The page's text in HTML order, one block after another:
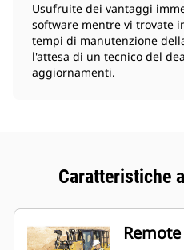
Usufruite dei vantaggi
software mentre vi trovate
tempi di manutenzione
l'attesa di un tecnico del
aggiornamenti.
Caratteristiche